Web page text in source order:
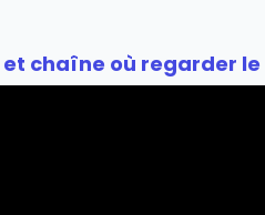
et chaîne où regarder